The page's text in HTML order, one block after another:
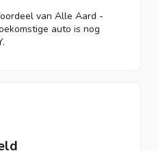
van Alle Aard -
auto is nog